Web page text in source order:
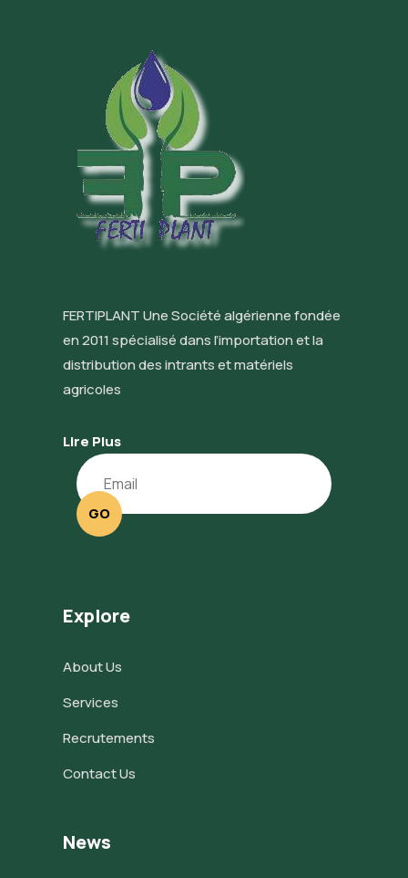
FERTIPLANT Une Société algérienne fondée
en 2011 spécialisé dans l’importation et la
distribution des intrants et matériels
agricoles
Lire Plus
GO
Explore
About Us
Services
Recrutements
Contact Us
News